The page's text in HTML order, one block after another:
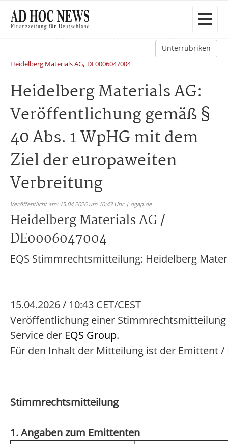
Unterrubriken
Heidelberg Materials AG, DE0006047004
Heidelberg Materials AG:
Veröffentlichung gemäß §
40 Abs. 1 WpHG mit dem
Ziel der europaweiten
Verbreitung
Veröffentlicht am: 15.04.2026 um 10:43 Uhr | dgap.de
Heidelberg Materials AG /
DE0006047004
EQS Stimmrechtsmitteilung: Heidelberg
15.04.2026 / 10:43 CET/CEST
Veröffentlichung einer
Service der EQS Group.
Für den Inhalt der Mitteilung ist der Emittent
Stimmrechtsmitteilung
1. Angaben zum Emittenten